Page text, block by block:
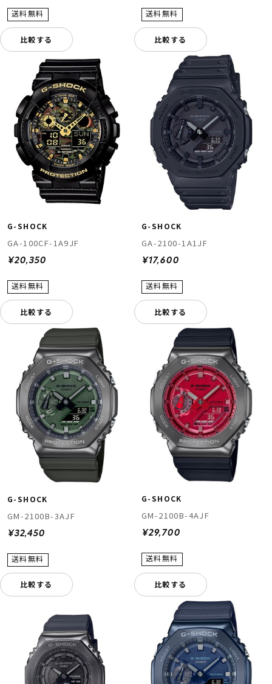
比較する 比較する
G-SHOCK
GA-100CF-1A9JF
¥20,350
比較する
G-SHOCK
GA-2100-1A1JF
¥17,600
比較する
G-SHOCK
GM-2100B-3AJF
¥32,450
比較する
G-SHOCK
GM-2100B-4AJF
¥29,700
比較する